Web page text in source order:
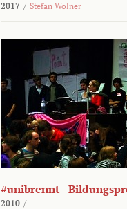
2017 / Stefan Wolner
#unibrennt -
2010 /